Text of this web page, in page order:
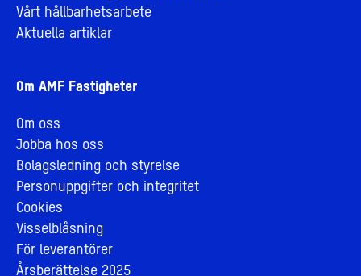
Vårt hållbarhetsarbete
Aktuella artiklar
Om AMF Fastigheter
Om oss
Jobba hos oss
Bolagsledning och styrelse
Personuppgifter och integritet
Cookies
Visselblåsning
För leverantörer
Årsberättelse 2025